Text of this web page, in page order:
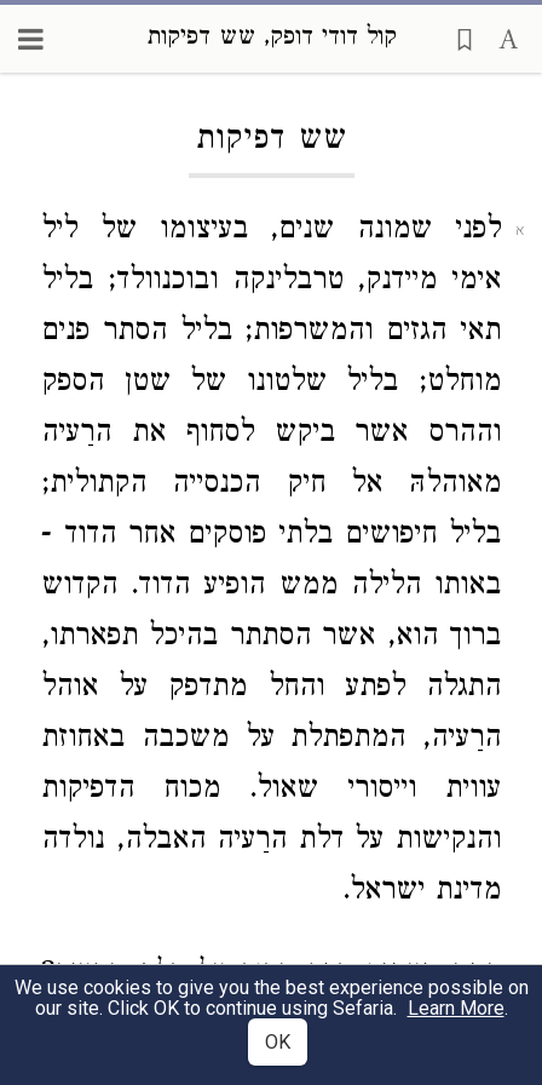
קול דודי דופק, שש דפיקות
שש דפיקות
א
לפני שמונה שנים, בעיצומו של ליל
אימי מיידנק, טרבלינקה ובוכנוולד; בליל
תאי הגזים והמשרפות; בליל הסתר פנים
מוחלט; בליל שלטונו של שטן הספק
וההרס אשר ביקש לסחוף את הרַעיה
מאוהלהּ אל חיק הכנסייה הקתולית;
בליל חיפושים בלתי פוסקים אחר הדוד -
באותו הלילה ממש הופיע הדוד. הקדוש
ברוך הוא, אשר הסתתר בהיכל תפארתו,
התגלה לפתע והחל מתדפק על אוהל
הרַעיה, המתפתלת על משכבה באחוזת
עווית וייסורי שאול. מכוח הדפיקות
והנקישות על דלת הרַעיה האבלה, נולדה
מדינת ישראל.
כמה פעמים דפק הדוד על דלת הרַעיה?
נראה בעיניי כי ניתן למנות לפחות שש
We use cookies to give you the best experience possible on
our site. Click OK to continue using Sefaria. Learn More.
OK